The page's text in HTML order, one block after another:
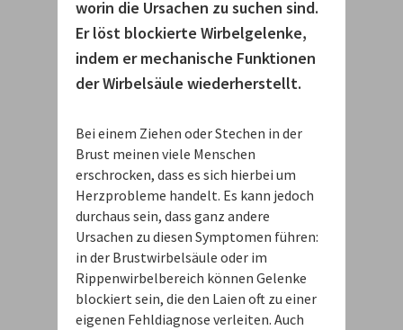
worin die Ursachen zu suchen sind.
Er löst blockierte Wirbelgelenke,
indem er mechanische Funktionen
der Wirbelsäule wiederherstellt.
Bei einem Ziehen oder Stechen in der
Brust meinen viele Menschen
erschrocken, dass es sich hierbei um
Herzprobleme handelt. Es kann jedoch
durchaus sein, dass ganz andere
Ursachen zu diesen Symptomen führen:
in der Brustwirbelsäule oder im
Rippenwirbelbereich können Gelenke
blockiert sein, die den Laien oft zu einer
eigenen Fehldiagnose verleiten. Auch